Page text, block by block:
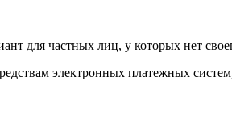
для частных лиц, у которых нет
электронных платежных